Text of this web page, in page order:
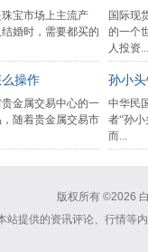
好黄金投资呢？相信肯
说过止损止盈很重要，
做银饰品的国际标准
泽、亮度和硬度都比
真正
战争
出现
长城
长城
种面
纪念
版权所有 ©2026
站提供的资讯评论、行情等